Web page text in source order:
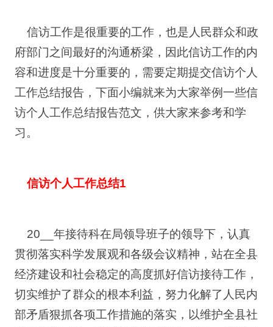
信访工作是很重要的工作，也是人民群众和政
府部门之间最好的沟通桥梁，因此信访工作的内
容和进度是十分重要的，需要定期提交信访个人
工作总结报告，下面小编就来为大家举例一些信
访个人工作总结报告范文，供大家来参考和学
习。
信访个人工作总结1
20__年接待科在局领导班子的领导下，认真
贯彻落实科学发展观和各级会议精神，站在全县
经济建设和社会稳定的高度抓好信访接待工作，
切实维护了群众的根本利益，努力化解了人民内
部矛盾狠抓各项工作措施的落实，以维护全县社